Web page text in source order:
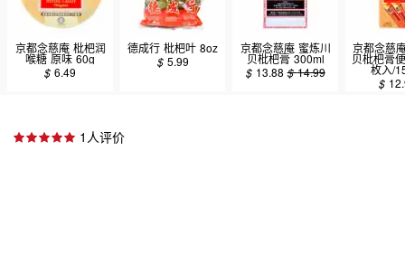
京都念慈庵 枇杷润
喉糖 原味 60g
$6.49
德成行 枇杷叶 8oz
$ 5.99
京都念慈庵 蜜炼川
贝枇杷膏 300ml
$ 13.88 $14.99
京都念慈
贝枇杷膏
枚入/
$
1人评价